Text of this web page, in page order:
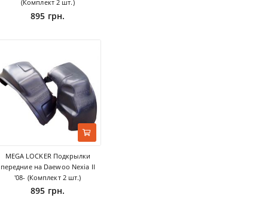
(Комплект 2 шт.)
895 грн.
MEGA LOCKER Подкрылки
передние на Daewoo Nexia II
'08- (Комплект 2 шт.)
895 грн.